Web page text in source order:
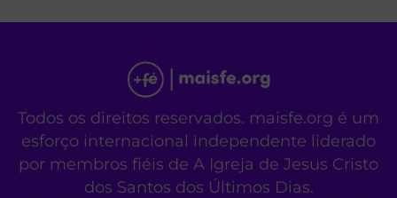
Todos os direitos reservados. maisfe.org é um
esforço internacional independente liderado
por membros fiéis de A Igreja de Jesus Cristo
dos Santos dos Últimos Dias.